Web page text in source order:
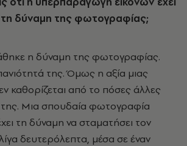
δύναμη της φωτογραφίας;
η δύναμη της φωτογραφίας.
της. Όμως η αξία μιας
καθορίζεται από το πόσες άλλες
Μια σπουδαία φωτογραφία
τη δύναμη να σταματήσει τον
δευτερόλεπτα, μέσα σε έναν